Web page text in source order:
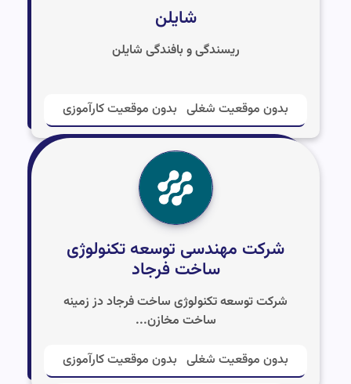
شایلن
ریسندگی و بافندگی شایلن
بدون موقعیت شغلی بدون موقعیت کارآموزی
شرکت مهندسی توسعه تکنولوژی
ساخت فرجاد
شرکت توسعه تکنولوژی ساخت فرجاد دز زمینه
ساخت مخازن...
بدون موقعیت شغلی بدون موقعیت کارآموزی